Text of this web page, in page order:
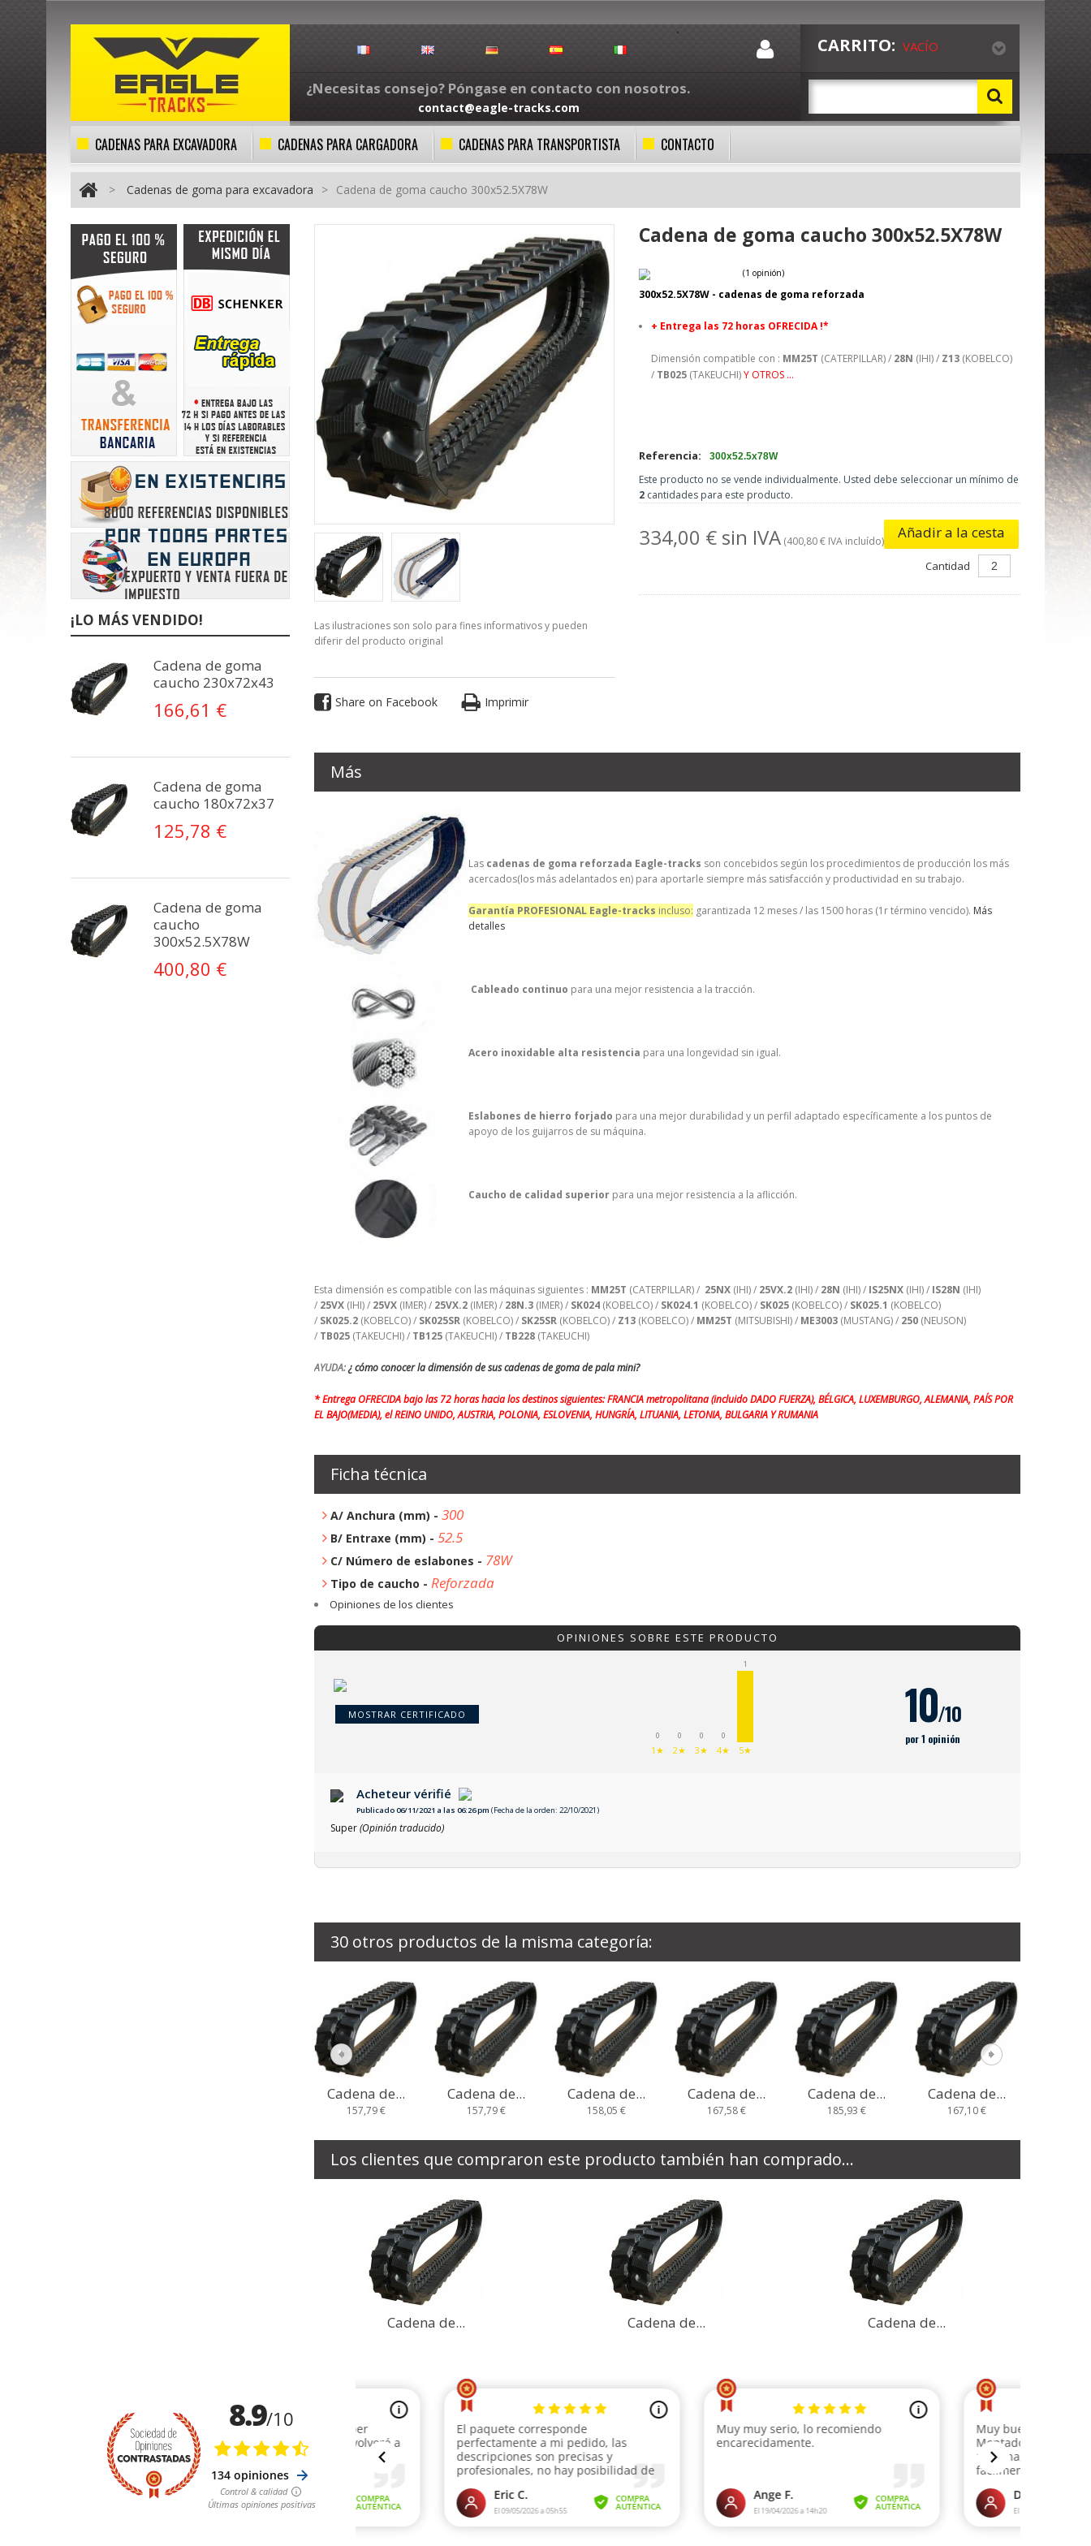
CADENAS PARA EXCAVADORA CADENAS PARA CARGADORA CADENAS PARA TRANSPORTISTA CONTACTO
¿Necesitas consejo? Póngase en contacto con nosotros.
contact@eagle-tracks.com
CARRITO: VACÍO
> Cadenas de goma para excavadora > Cadena de goma caucho 300x52.5X78W
¡LO MÁS VENDIDO!
Cadena de goma
caucho 230x72x43
166,61 €
Cadena de goma
caucho 180x72x37
125,78 €
Cadena de goma
caucho
300x52.5X78W
400,80 €
Las ilustraciones son solo para fines informativos y pueden
diferir del producto original
Share on Facebook Imprimir
Cadena de goma caucho 300x52.5X78W
300x52.5X78W - cadenas de goma reforzada
+ Entrega las 72 horas OFRECIDA !*
Dimensión compatible con : MM25T (CATERPILLAR) / 28N (IHI) / Z13 (KOBELCO)
/ TB025 (TAKEUCHI)Y OTROS ...
Referencia: 300x52.5x78W
Este producto no se vende individualmente. Usted debe seleccionar un mínimo de
2 cantidades para este producto.
334,00 € sin IVA (400,80 € IVA incluído) Añadir a la cesta
Cantidad
Más
Las cadenas de goma reforzada Eagle-tracks son concebidos según los procedimientos de producción los más
acercados(los más adelantados en) para aportarle siempre más satisfacción y productividad en su trabajo.
Garantía PROFESIONAL Eagle-tracks incluso: garantizada 12 meses / las 1500 horas (1r término vencido). Más
detalles
Cableado continuo para una mejor resistencia a la tracción.
Acero inoxidable alta resistencia para una longevidad sin igual.
Eslabones de hierro forjado para una mejor durabilidad y un perfil adaptado específicamente a los puntos de
apoyo de los guijarros de su máquina.
Caucho de calidad superior para una mejor resistencia a la aflicción.
Esta dimensión es compatible con las máquinas siguientes : MM25T (CATERPILLAR) / 25NX (IHI) / 25VX.2 (IHI) / 28N (IHI) / IS25NX (IHI) / IS28N (IHI)
/ 25VX (IHI) / 25VX (IMER) / 25VX.2 (IMER) / 28N.3 (IMER) / SK024 (KOBELCO) / SK024.1 (KOBELCO) / SK025 (KOBELCO) / SK025.1 (KOBELCO)
/ SK025.2 (KOBELCO) / SK025SR (KOBELCO) / SK25SR (KOBELCO) / Z13 (KOBELCO) / MM25T (MITSUBISHI) / ME3003 (MUSTANG) / 250 (NEUSON)
/ TB025 (TAKEUCHI) / TB125 (TAKEUCHI) / TB228 (TAKEUCHI)
AYUDA:¿ cómo conocer la dimensión de sus cadenas de goma de pala mini?
* Entrega OFRECIDA bajo las 72 horas hacia los destinos siguientes: FRANCIA metropolitana (incluido DADO FUERZA), BÉLGICA, LUXEMBURGO, ALEMANIA, PAÍS POR
EL BAJO(MEDIA), el REINO UNIDO, AUSTRIA, POLONIA, ESLOVENIA, HUNGRÍA, LITUANIA, LETONIA, BULGARIA Y RUMANIA
Ficha técnica
A/ Anchura (mm) - 300
B/ Entraxe (mm) - 52.5
C/ Número de eslabones - 78W
Tipo de caucho - Reforzada
Opiniones de los clientes
OPINIONES SOBRE ESTE PRODUCTO
MOSTRAR CERTIFICADO
0
1★
0
2★
0
3★
0
4★
1
5★
10/10
por 1 opinión
Acheteur vérifié
Publicado 06/11/2021 a las 06:26 pm (Fecha de la orden: 22/10/2021)
Super(Opinión traducido)
30 otros productos de la misma categoría:
Cadena de...
157,79 €
Cadena de...
158,05 €
Cadena de...
167,58 €
Cadena de...
185,93 €
Cadena de...
167,10 €
Cadena de...
235,67 €
Los clientes que compraron este producto también han comprado...
Cadena de... Cadena de... Cadena de...